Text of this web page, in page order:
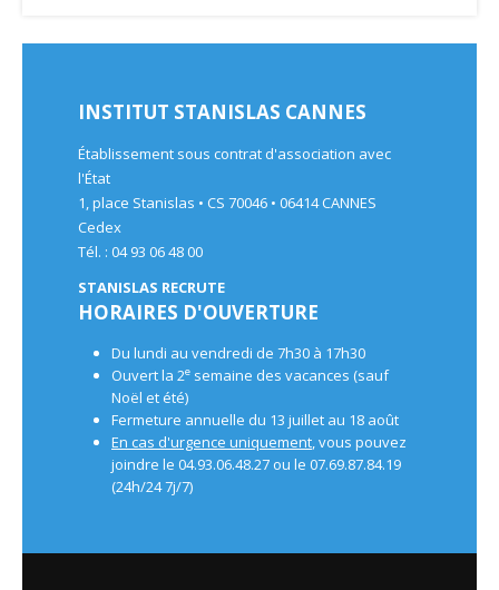
INSTITUT STANISLAS CANNES
Établissement sous contrat d'association avec
l'État
1, place Stanislas • CS 70046 • 06414 CANNES
Cedex
Tél. : 04 93 06 48 00
STANISLAS RECRUTE
HORAIRES D'OUVERTURE
Du lundi au vendredi de 7h30 à 17h30
Ouvert la 2e semaine des vacances (sauf
Noël et été)
Fermeture annuelle du 13 juillet au 18 août
En cas d'urgence uniquement, vous pouvez
joindre le 04.93.06.48.27 ou le 07.69.87.84.19
(24h/24 7j/7)